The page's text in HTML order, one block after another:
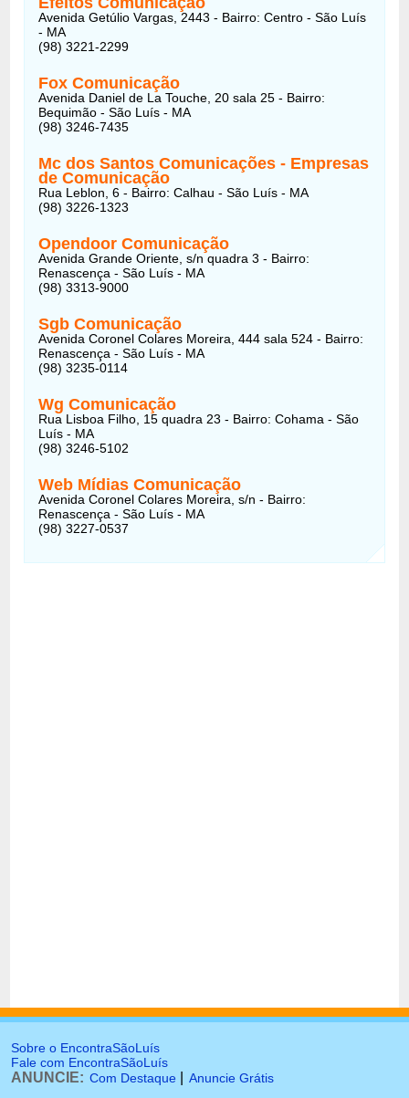
Avenida Getúlio Vargas, 2443 - Bairro: Centro - São Luís
- MA
(98) 3221-2299
Fox Comunicação
Avenida Daniel de La Touche, 20 sala 25 - Bairro:
Bequimão - São Luís - MA
(98) 3246-7435
Mc dos Santos Comunicações - Empresas
de Comunicação
Rua Leblon, 6 - Bairro: Calhau - São Luís - MA
(98) 3226-1323
Opendoor Comunicação
Avenida Grande Oriente, s/n quadra 3 - Bairro:
Renascença - São Luís - MA
(98) 3313-9000
Sgb Comunicação
Avenida Coronel Colares Moreira, 444 sala 524 - Bairro:
Renascença - São Luís - MA
(98) 3235-0114
Wg Comunicação
Rua Lisboa Filho, 15 quadra 23 - Bairro: Cohama - São
Luís - MA
(98) 3246-5102
Web Mídias Comunicação
Avenida Coronel Colares Moreira, s/n - Bairro:
Renascença - São Luís - MA
(98) 3227-0537
Sobre o EncontraSãoLuís
Fale com EncontraSãoLuís
ANUNCIE: Com Destaque Anuncie Grátis